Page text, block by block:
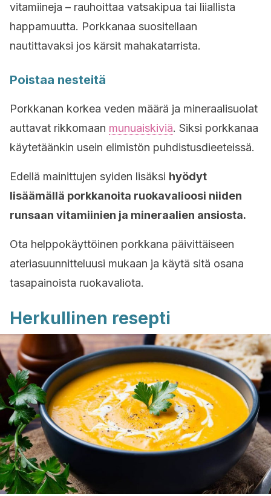
vitamiineja – rauhoittaa vatsakipua tai liiallista
happamuutta. Porkkanaa suositellaan
nautittavaksi jos kärsit mahakatarrista.
Poistaa nesteitä
Porkkanan korkea veden määrä ja mineraalisuolat
auttavat rikkomaan munuaiskiviä. Siksi porkkanaa
käytetäänkin usein elimistön puhdistusdieeteissä.
Edellä mainittujen syiden lisäksi hyödyt
lisäämällä porkkanoita ruokavalioosi niiden
runsaan vitamiinien ja mineraalien ansiosta.
Ota helppokäyttöinen porkkana päivittäiseen
ateriasuunnitteluusi mukaan ja käytä sitä osana
tasapainoista ruokavaliota.
Herkullinen resepti